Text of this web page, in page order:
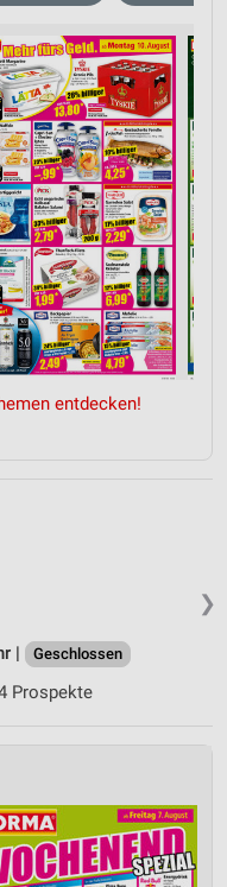
entdecken!
❯
|
Geschlossen
Prospekte